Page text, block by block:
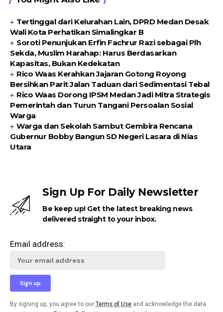
Tertinggal dari Kelurahan Lain, DPRD Medan Desak
Wali Kota Perhatikan Simalingkar B
Soroti Penunjukan Erfin Fachrur Razi sebagai Plh
Sekda, Muslim Harahap: Harus Berdasarkan
Kapasitas, Bukan Kedekatan
Rico Waas Kerahkan Jajaran Gotong Royong
Bersihkan Parit Jalan Taduan dari Sedimentasi Tebal
Rico Waas Dorong IPSM Medan Jadi Mitra Strategis
Pemerintah dan Turun Tangani Persoalan Sosial
Warga
Warga dan Sekolah Sambut Gembira Rencana
Gubernur Bobby Bangun SD Negeri Lasara di Nias
Utara
Sign Up For Daily Newsletter
Be keep up! Get the latest breaking news
delivered straight to your inbox.
Email address:
By signing up, you agree to our Terms of Use and acknowledge the data